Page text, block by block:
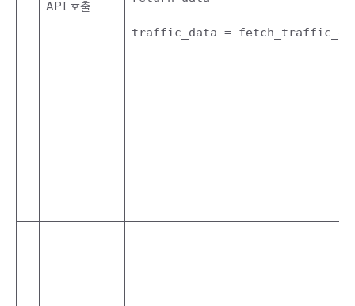
API 호출
traffic_data =